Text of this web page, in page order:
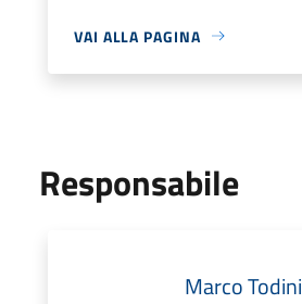
VAI ALLA PAGINA
Responsabile
Marco Todini